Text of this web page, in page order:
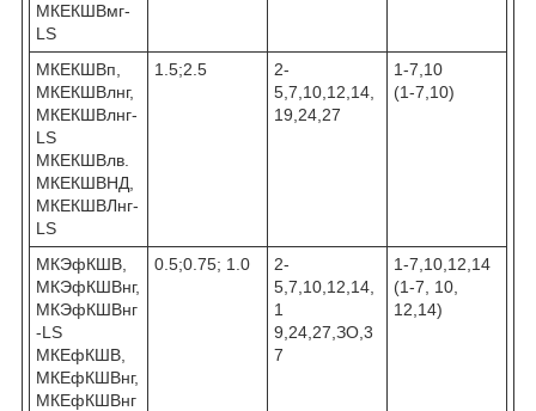
МКЕКШВмг-
LS
МКЕКШВп,
МКЕКШВлнг,
МКЕКШВлнг-
LS
МКЕКШВлв.
МКЕКШВНД,
МКЕКШВЛнг-
LS
1.5;2.5
2-
5,7,10,12,14,
19,24,27
1-7,10
(1-7,10)
МКЭфКШВ,
МКЭфКШВнг,
МКЭфКШВнг
-LS
МКЕфКШВ,
МКЕфКШВнг,
МКЕфКШВнг
0.5;0.75; 1.0
2-
5,7,10,12,14,
1
9,24,27,ЗО,3
7
1-7,10,12,14
(1-7, 10,
12,14)